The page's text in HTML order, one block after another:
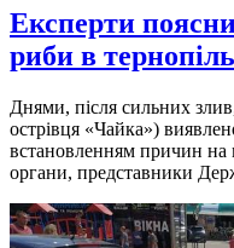
Експерти
риби в
Днями, пiсля сильних
острiвця «Чайка»)
встановленням причин
органи, представники